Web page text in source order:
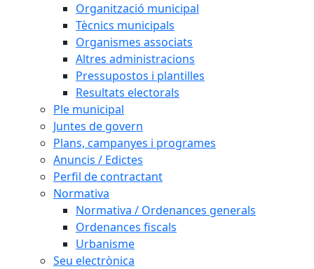
Organització municipal
Tècnics municipals
Organismes associats
Altres administracions
Pressupostos i plantilles
Resultats electorals
Ple municipal
Juntes de govern
Plans, campanyes i programes
Anuncis / Edictes
Perfil de contractant
Normativa
Normativa / Ordenances generals
Ordenances fiscals
Urbanisme
Seu electrònica